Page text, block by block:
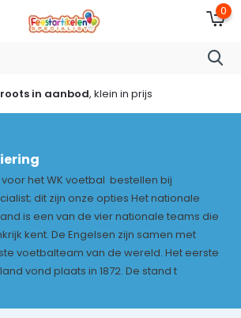
0
in aanbod, klein in prijs
het WK voetbal bestellen bij
dit zijn onze opties Het nationale
is een van de vier nationale teams die
kent. De Engelsen zijn samen met
voetbalteam van de wereld. Het eerste
vond plaats in 1872. De stand t